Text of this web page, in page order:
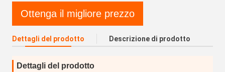
Ottenga il migliore prezzo
Dettagli del prodotto Descrizione di prodotto
Dettagli del prodotto